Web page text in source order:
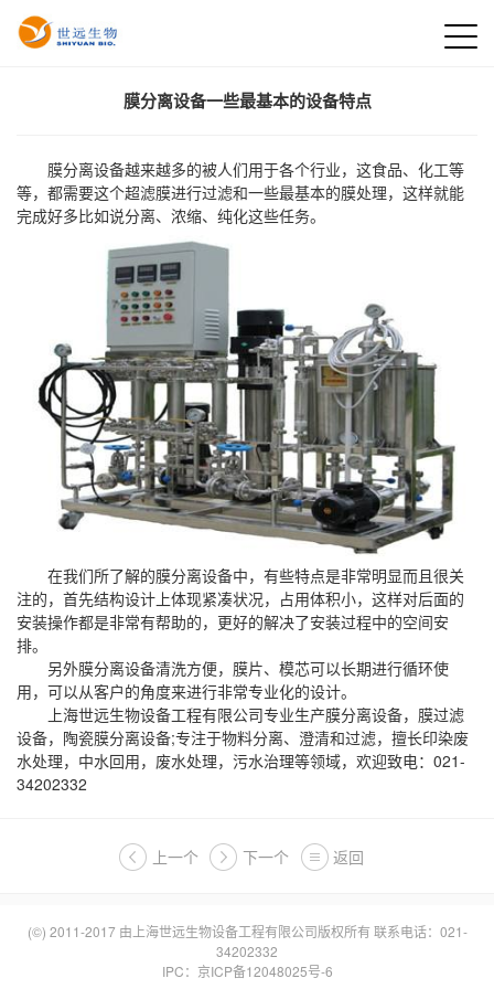
膜分离设备一些最基本的设备特点
膜分离设备越来越多的被人们用于各个行业，这食品、化工等
等，都需要这个超滤膜进行过滤和一些最基本的膜处理，这样就能
完成好多比如说分离、浓缩、纯化这些任务。
在我们所了解的膜分离设备中，有些特点是非常明显而且很关
注的，首先结构设计上体现紧凑状况，占用体积小，这样对后面的
安装操作都是非常有帮助的，更好的解决了安装过程中的空间安
排。
另外膜分离设备清洗方便，膜片、模芯可以长期进行循环使
用，可以从客户的角度来进行非常专业化的设计。
上海世远生物设备工程有限公司专业生产膜分离设备， 膜过滤
设备，陶瓷膜分离设备;专注于物料分离、澄清和过滤，擅长印染废
水处理，中水回用，废水处理，污水治理等领域，欢迎致电：021-
34202332
上一个 下一个 返回
(©) 2011-2017 由 上海世远生物设备工程有限公司版权所有 联系电话：021-
34202332
IPC： 京ICP备12048025号-6